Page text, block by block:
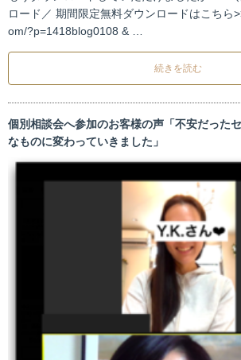
ロード／ 期間限定無料ダウンロードはこちら
om/?p=1418blog0108 & …
続きを読む
個別相談会へ参加のお客様の声「不安だった
なものに変わっていきました」